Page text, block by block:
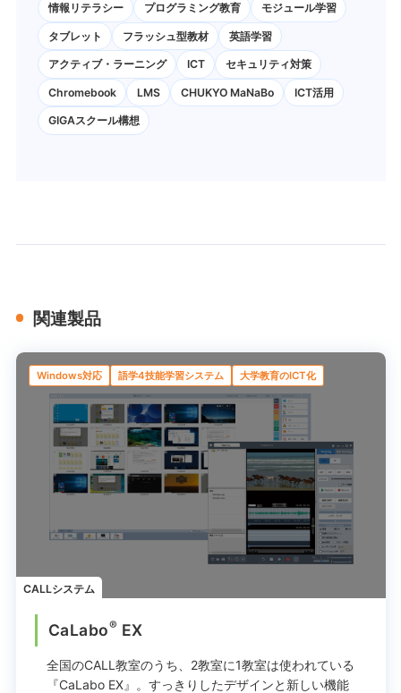
情報リテラシー プログラミング教育 モジュール学習
タブレット フラッシュ型教材 英語学習
アクティブ・ラーニング ICT セキュリティ対策
Chromebook LMS CHUKYO MaNaBo ICT活用
GIGAスクール構想
関連製品
Windows対応 語学4技能学習システム 大学教育のICT化
CALLシステム
CaLabo® EX
全国のCALL教室のうち、2教室に1教室は使われている
『CaLabo EX』。 すっきりしたデザインと新しい機能